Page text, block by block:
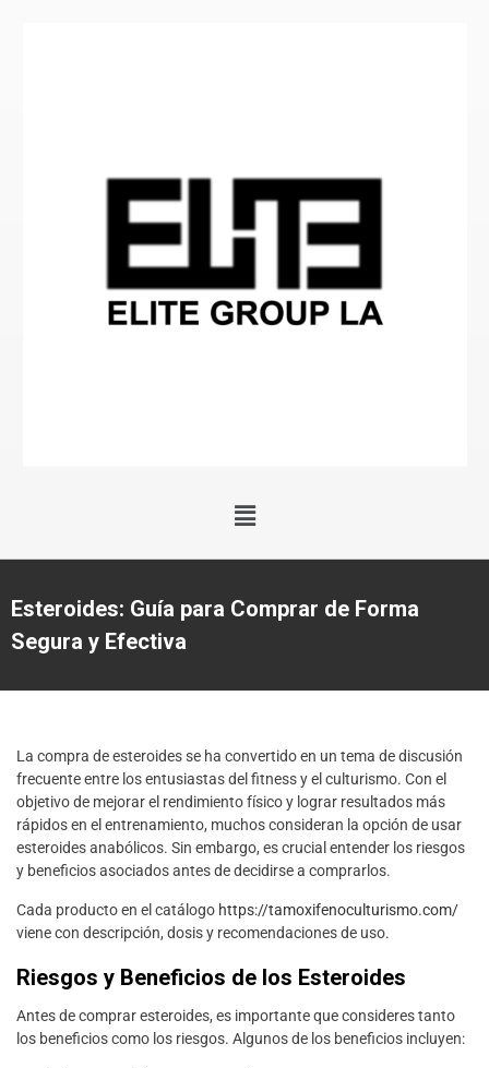
Esteroides: Guía para Comprar de Forma
Segura y Efectiva
La compra de esteroides se ha convertido en un tema de discusión
frecuente entre los entusiastas del fitness y el culturismo. Con el
objetivo de mejorar el rendimiento físico y lograr resultados más
rápidos en el entrenamiento, muchos consideran la opción de usar
esteroides anabólicos. Sin embargo, es crucial entender los riesgos
y beneficios asociados antes de decidirse a comprarlos.
Cada producto en el catálogo https://tamoxifenoculturismo.com/
viene con descripción, dosis y recomendaciones de uso.
Riesgos y Beneficios de los Esteroides
Antes de comprar esteroides, es importante que consideres tanto
los beneficios como los riesgos. Algunos de los beneficios incluyen: